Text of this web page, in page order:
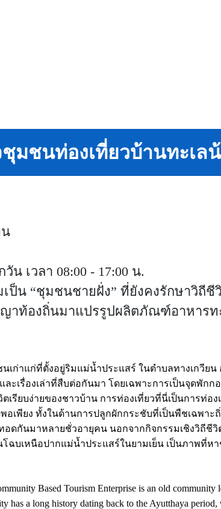
มชนท่องเที่ยวบ้านทะเล
น เวลา 08:00 - 17:00 น.
เป็น “ชุมชนชายฝั่ง” ที่ยังคงรักษาวิถี
าท้องถิ่นมาแปรรูปผลิตภัณฑ์อาหาร
เก่าแก่ที่ตั้งอยู่ริมแม่น้ำประแสร์ ในตำบลทางเกวีย
ะเรื่องเล่าที่สืบต่อกันมา โดยเฉพาะการเป็นจุดพั
เรียบง่ายของชาวบ้าน การท่องเที่ยวที่นี่เป็นการท่อ
อเพียง ทั้งในด้านการปลูกผักกระชับที่เป็นพืชเฉพา
กันมาหลายชั่วอายุคน นอกจากกิจกรรมเชิงวิถีชีวิ
โฉบเหนือปากแม่น้ำประแสร์ในยามเย็น เป็นภาพที่ห
Based Tourism Enterprise is an old
has a long history dating back to the Ayutthaya